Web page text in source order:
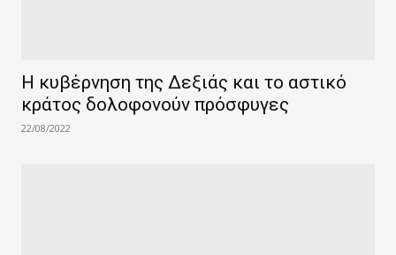
Η κυβέρνηση της Δεξιάς και το αστικό
κράτος δολοφονούν πρόσφυγες
22/08/2022